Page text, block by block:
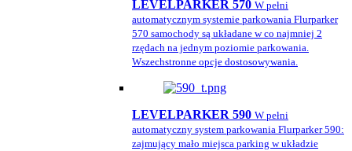
LEVELPARKER 570 W pełni
automatycznym systemie parkowania Flurparker
570 samochody są układane w co najmniej 2
rzędach na jednym poziomie parkowania.
Wszechstronne opcje dostosowywania.
LEVELPARKER 590 W pełni
automatyczny system parkowania Flurparker 590:
zajmujący mało miejsca parking w układzie